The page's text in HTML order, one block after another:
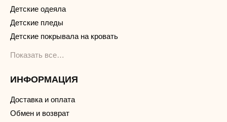
Детские одеяла
Детские пледы
Детские покрывала на кровать
Показать все…
ИНФОРМАЦИЯ
Доставка и оплата
Обмен и возврат